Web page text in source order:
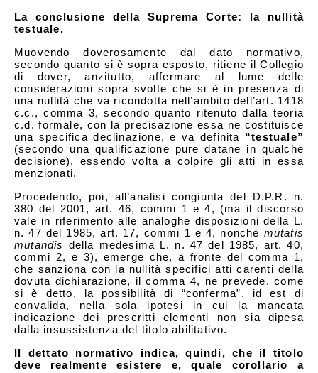
La conclusione della Suprema Corte: la nullità
testuale.
Muovendo doverosamente dal dato normativo,
secondo quanto si è sopra esposto, ritiene il Collegio
di dover, anzitutto, affermare al lume delle
considerazioni sopra svolte che si è in presenza di
una nullità che va ricondotta nell’ambito dell’art. 1418
c.c., comma 3, secondo quanto ritenuto dalla teoria
c.d. formale, con la precisazione essa ne costituisce
una specifica declinazione, e va definita “testuale”
(secondo una qualificazione pure datane in qualche
decisione), essendo volta a colpire gli atti in essa
menzionati.
Procedendo, poi, all’analisi congiunta del D.P.R. n.
380 del 2001, art. 46, commi 1 e 4, (ma il discorso
vale in riferimento alle analoghe disposizioni della L.
n. 47 del 1985, art. 17, commi 1 e 4, nonchè mutatis
mutandis della medesima L. n. 47 del 1985, art. 40,
commi 2, e 3), emerge che, a fronte del comma 1,
che sanziona con la nullità specifici atti carenti della
dovuta dichiarazione, il comma 4, ne prevede, come
si è detto, la possibilità di “conferma”, id est di
convalida, nella sola ipotesi in cui la mancata
indicazione dei prescritti elementi non sia dipesa
dalla insussistenza del titolo abilitativo.
Il dettato normativo indica, quindi, che il titolo
deve realmente esistere e, quale corollario a